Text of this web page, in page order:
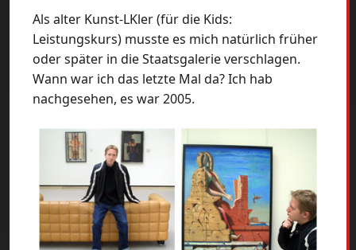
Als alter Kunst-LKler (für die Kids:
Leistungskurs) musste es mich natürlich früher
oder später in die Staatsgalerie verschlagen.
Wann war ich das letzte Mal da? Ich hab
nachgesehen, es war 2005.